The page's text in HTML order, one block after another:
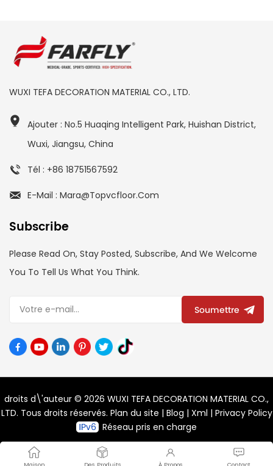
WUXI TEFA DECORATION MATERIAL CO., LTD.
Ajouter : No.5 Huaqing Intelligent Park, Huishan District,
Wuxi, Jiangsu, China
Tél : +86 18751567592
E-Mail : Mara@topvcfloor.com
Subscribe
Please Read On, Stay Posted, Subscribe, And We Welcome
You To Tell Us What You Think.
Soumettre
droits d\'auteur © 2026 WUXI TEFA DECORATION MATERIAL CO.,
LTD. Tous droits réservés. Plan du site | Blog | Xml | Privacy Policy
Réseau pris en charge